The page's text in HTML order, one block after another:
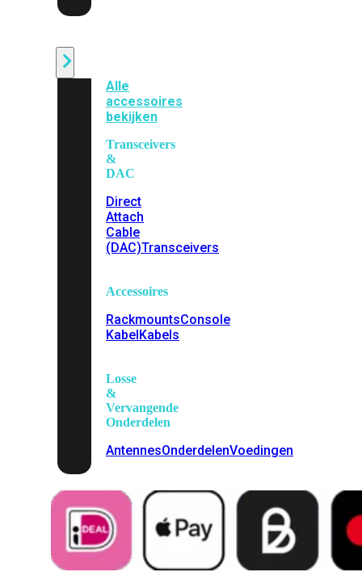
Alle
accessoires
bekijken
Transceivers
&
DAC
Direct
Attach
Cable
(DAC)Transceivers
Accessoires
RackmountsConsole
KabelKabels
Losse
&
Vervangende
Onderdelen
AntennesOnderdelenVoedingen